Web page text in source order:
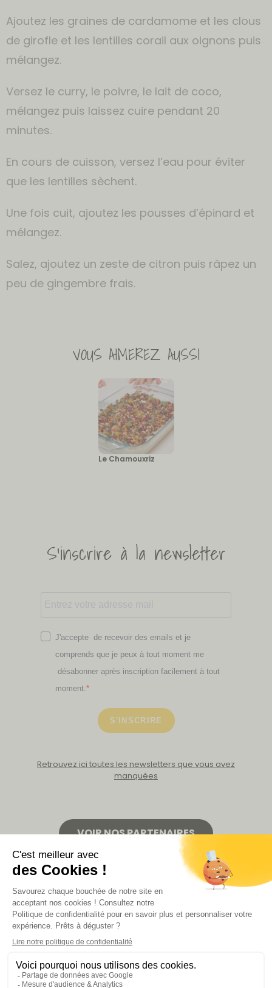
Ajoutez les graines de cardamome et les clous
de girofle et les lentilles corail aux oignons puis
mélangez.
Versez le curry, le poivre, le lait de coco,
mélangez puis laissez cuire pendant 20
minutes.
En cours de cuisson, versez l’eau pour éviter
que les lentilles sèchent.
Une fois cuit, ajoutez les pousses d’épinard et
mélangez.
Salez, ajoutez un zeste de citron puis râpez un
peu de gingembre frais.
VOUS AIMEREZ AUSSI
Le Chamouxriz
S'inscrire à la newsletter
J'accepte de recevoir des emails et je
comprends que je peux à tout moment me
désabonner après inscription facilement à tout
moment.
S'INSCRIRE
Retrouvez ici toutes les newsletters que vous avez
manquées
VOIR NOS PARTENAIRES
LA BOUTIQUE
Politique de confidentialité